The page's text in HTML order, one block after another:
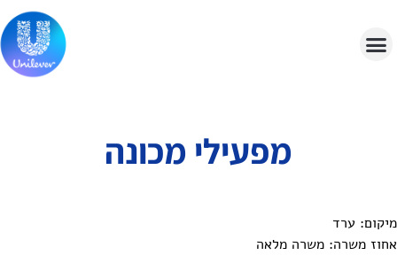
מפעילי מכונה
ערד
משרה: משרה מלאה